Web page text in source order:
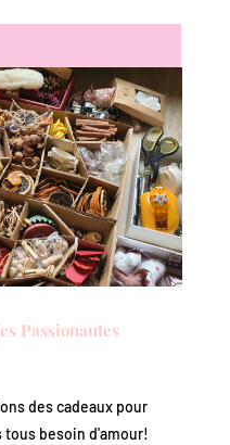
Passionautes
des cadeaux pour
tous besoin d'amour!